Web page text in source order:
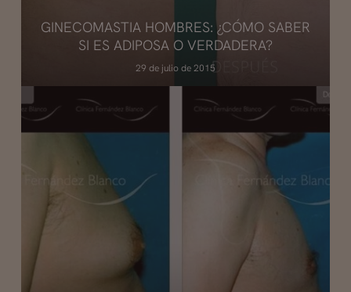
GINECOMASTIA HOMBRES: ¿CÓMO SABER
SI ES ADIPOSA O VERDADERA?
29 de julio de 2015